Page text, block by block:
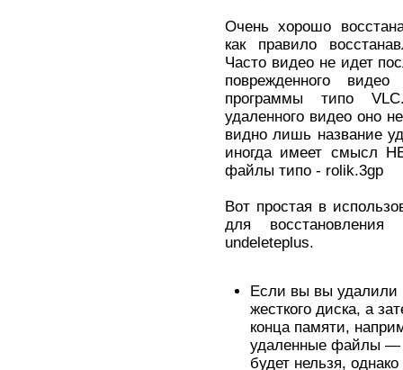
Очень хорошо
как правило
Часто видео не идет
поврежденного
программы типо
удаленного видео оно
видно лишь название
иногда имеет смысл
файлы типо - rolik.3gp
Вот простая в
для восстановления
undeleteplus.
Если вы вы удалили
жесткого диска, а
конца памяти,
удаленные файлы —
будет нельзя,